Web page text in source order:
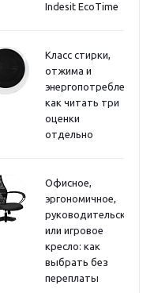
Indesit EcoTime
Класс стирки,
отжима и
энергопотребления:
как читать три
оценки
отдельно
Офисное,
эргономичное,
руководительское
или игровое
кресло: как
выбрать без
переплаты